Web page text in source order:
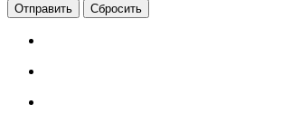
Сбросить